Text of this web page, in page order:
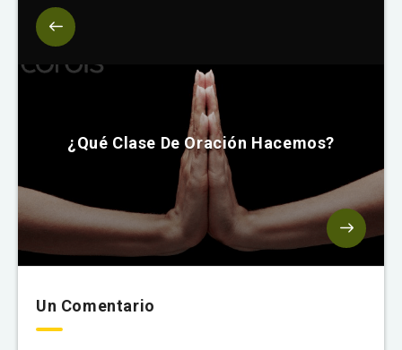
¿Qué Clase De Oración Hacemos?
Un Comentario